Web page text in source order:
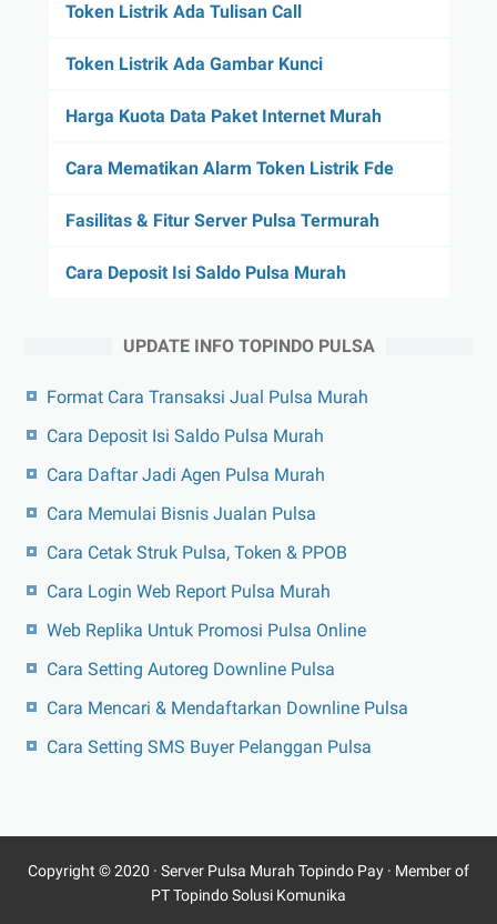
Token Listrik Ada Tulisan Call
Token Listrik Ada Gambar Kunci
Harga Kuota Data Paket Internet Murah
Cara Mematikan Alarm Token Listrik Fde
Fasilitas & Fitur Server Pulsa Termurah
Cara Deposit Isi Saldo Pulsa Murah
UPDATE INFO TOPINDO PULSA
Format Cara Transaksi Jual Pulsa Murah
Cara Deposit Isi Saldo Pulsa Murah
Cara Daftar Jadi Agen Pulsa Murah
Cara Memulai Bisnis Jualan Pulsa
Cara Cetak Struk Pulsa, Token & PPOB
Cara Login Web Report Pulsa Murah
Web Replika Untuk Promosi Pulsa Online
Cara Setting Autoreg Downline Pulsa
Cara Mencari & Mendaftarkan Downline Pulsa
Cara Setting SMS Buyer Pelanggan Pulsa
Copyright © 2020 · Server Pulsa Murah Topindo Pay · Member of
PT Topindo Solusi Komunika